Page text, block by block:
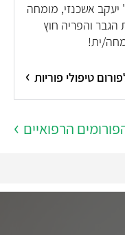
יעקב אשכנזי, מומחה
הגבר והפריה חוץ
ית!
טיפולי פוריות
הרפואיים